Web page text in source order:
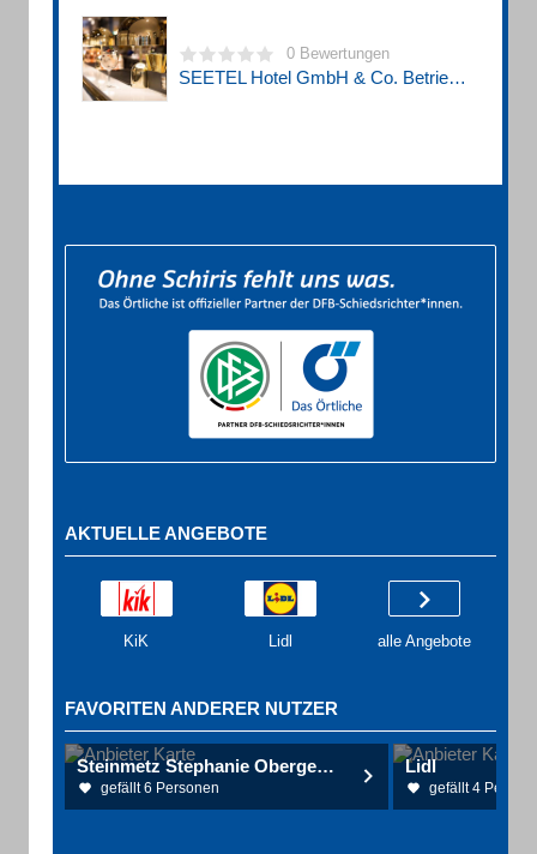
0 Bewertungen
SEETEL Hotel GmbH & Co. Betriebs KG
AKTUELLE ANGEBOTE
KiK Lidl alle Angebote
FAVORITEN ANDERER NUTZER
Steinmetz Stephanie Obergerichtsvollzieher
gefällt 6 Personen
Lidl
gefällt 4